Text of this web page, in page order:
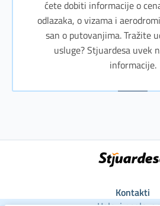
ćete dobiti informacije o
odlazaka, o vizama i
san o putovanjima. Tražite
usluge? Stjuardesa uvek
informacije.
Kontakti